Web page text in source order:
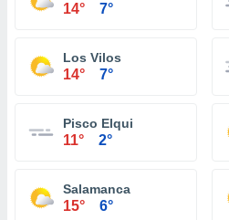
14° 7°
Los Vilos
14° 7°
Pisco Elqui
11° 2°
Salamanca
15° 6°